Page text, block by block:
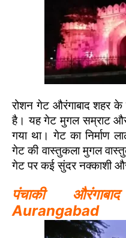
रोशन गेट औरंगाबाद शहर
है। यह गेट मुगल सम्राट
गया था। गेट का निर्माण
गेट की वास्तुकला मुगल
गेट पर कई सुंदर नक्काशी
पंचाकी
Aurangabad